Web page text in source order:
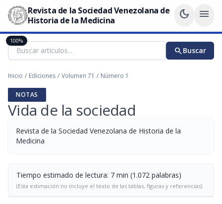
Revista de la Sociedad Venezolana de
Historia de la Medicina
dark_mode menu
searchBuscar
Inicio / Ediciones / Volumen 71 / Número 1
NOTAS
Vida de la sociedad
Revista de la Sociedad Venezolana de Historia de la
Medicina
Tiempo estimado de lectura: 7 min (1.072 palabras)
(Esta estimación no incluye el texto de las tablas, figuras y referencias)
100%